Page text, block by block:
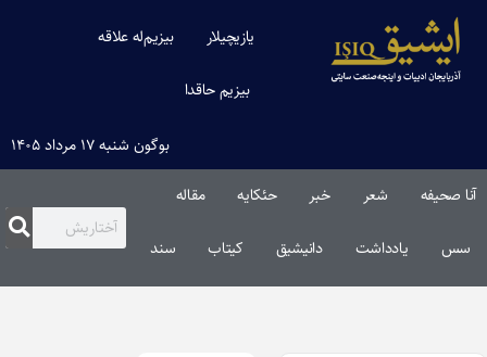
یازیچیلار بیزیم‌له علاقه
بیزیم حاقدا
بوگون شنبه ۱۷ مرداد ۱۴۰۵
آنا صحیفه شعر خبر حئکایه مقاله‌
سس یادداشت دانیشیق کیتاب سند